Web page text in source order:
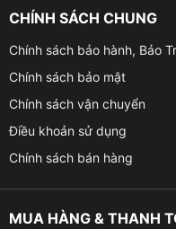
khắc phục nhược điểm
CHÍNH SÁCH CHUNG
Chính sách bảo hành, Bảo
Chính sách bảo mật
Chính sách vận chuyển
Điều khoản sử dụng
Chính sách bán hàng
MUA HÀNG & THANH